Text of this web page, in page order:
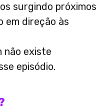
surgindo próximos
em direção às
não existe
episódio.